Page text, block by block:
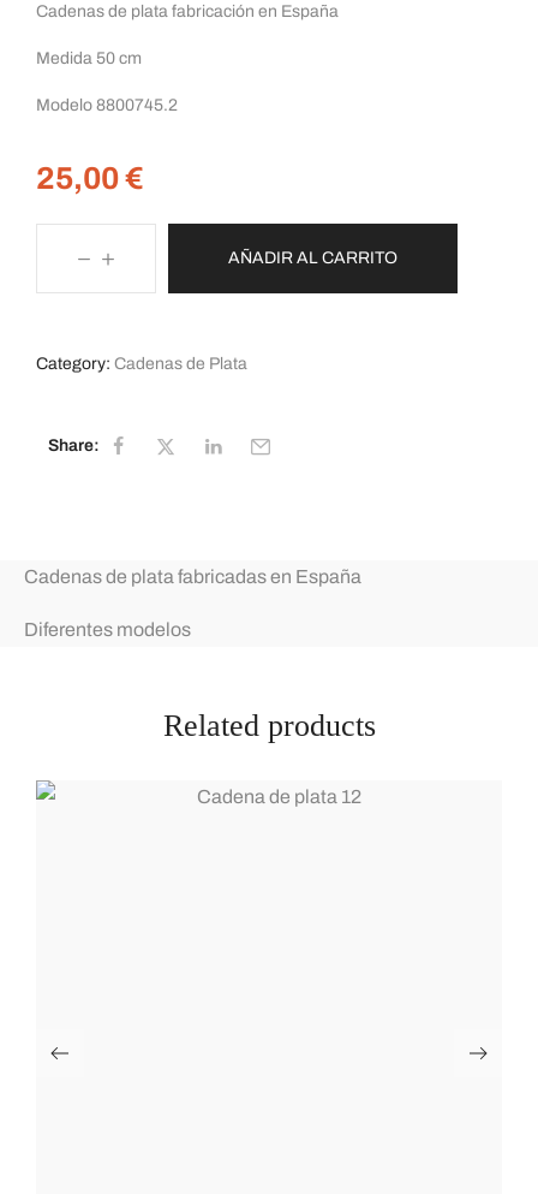
Cadenas de plata fabricación en España
Medida 50 cm
Modelo 8800745.2
25,00€
AÑADIR AL CARRITO
Category: Cadenas de Plata
Share:
Cadenas de plata fabricadas en España
Diferentes modelos
Related products